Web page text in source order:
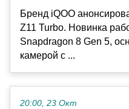
Бренд iQOO
Z11 Turbo. Новинка
Snapdragon 8 Gen 5,
камерой с ...
20:00, 23 Окт